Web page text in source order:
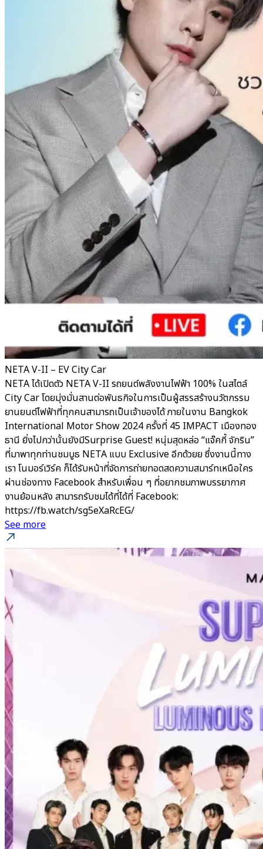
NETA V-II – EV City Car
NETA ได้เปิดตัว NETA V-II รถยนต์พลังงานไฟฟ้า 100% ในสไตล์
City Car โดยมุ่งมั่นสานต่อพันธกิจในการเป็นผู้สรรสร้างนวัตกรรม
ยานยนต์ไฟฟ้าที่ทุกคนสามารถเป็นเจ้าของได้ ภายในงาน Bangkok
International Motor Show 2024 ครั้งที่ 45 IMPACT เมืองทอง
ธานี ยิ่งไปกว่านั้นยังมีSurprise Guest! หนุ่มสุดหล่อ “แจ๊คกี้ จักริน”
ที่มาพาทุกท่านชมบูธ NETA แบบ Exclusive อีกด้วยย ซึ่งงานนี้ทาง
เรา โนมอร์เวิร์ค ก็ได้รับหน้าที่จัดการถ่ายทอดสดความสมาร์ทเหนือใคร
ผ่านช่องทาง Facebook สำหรับเพื่อน ๆ ที่อยากชมภาพบรรยากาศ
งานย้อนหลัง สามารถรับชมได้ที่ได้ที่ Facebook:
https://fb.watch/sg5eXaRcEG/
See more